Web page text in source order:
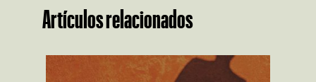
Artículos relacionados